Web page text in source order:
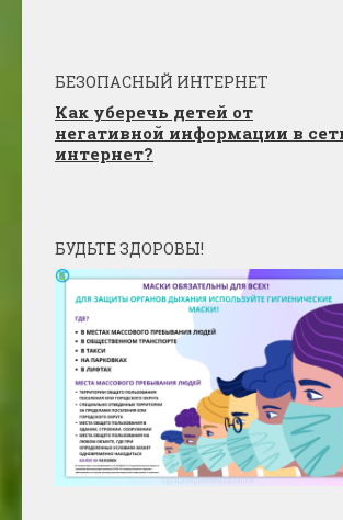
БЕЗОПАСНЫЙ ИНТЕРНЕТ
Как уберечь детей от
негативной информации в
интернет?
БУДЬТЕ ЗДОРОВЫ!